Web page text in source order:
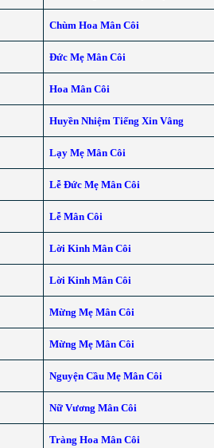
Chùm Hoa Mân Côi
Đức Mẹ Mân Côi
Hoa Mân Côi
Huyền Nhiệm Tiếng Xin Vâng
Lạy Mẹ Mân Côi
Lễ Đức Mẹ Mân Côi
Lễ Mân Côi
Lời Kinh Mân Côi
Lời Kinh Mân Côi
Mừng Mẹ Mân Côi
Mừng Mẹ Mân Côi
Nguyện Cầu Mẹ Mân Côi
Nữ Vương Mân Côi
Tràng Hoa Mân Côi